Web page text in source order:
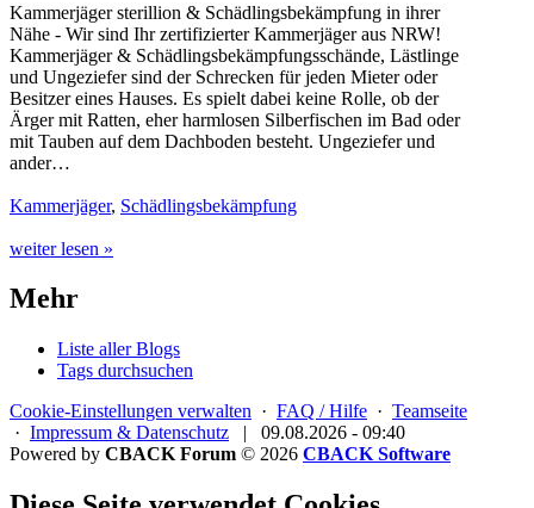
Kammerjäger sterillion & Schädlingsbekämpfung in ihrer
Nähe - Wir sind Ihr zertifizierter Kammerjäger aus NRW!
Kammerjäger & Schädlingsbekämpfungsschände, Lästlinge
und Ungeziefer sind der Schrecken für jeden Mieter oder
Besitzer eines Hauses. Es spielt dabei keine Rolle, ob der
Ärger mit Ratten, eher harmlosen Silberfischen im Bad oder
mit Tauben auf dem Dachboden besteht. Ungeziefer und
ander…
Kammerjäger, Schädlingsbekämpfung
weiter lesen »
Mehr
Liste aller Blogs
Tags durchsuchen
Cookie-Einstellungen verwalten · FAQ / Hilfe · Teamseite
· Impressum & Datenschutz |
09.08.2026 - 09:40
Powered by CBACK Forum © 2026 CBACK Software